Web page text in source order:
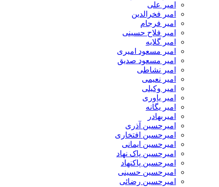
امیر علی
امیر فخرالدین
امیر فرجام
امیر فلاح حسینی
امیر گلایه
امیر مسعود امیری
امیر مسعود صدیق
امیر نشاطی
امیر نعیمی
امیر وکیلی
امیر یاوری
امیر یگانه
امیربهادر
امیرحسین آذری
امیرحسین افتخاری
امیرحسین ایمانی
امیرحسین پاک نهاد
امیرحسین پاکنهاد
امیرحسین حسینی
امیرحسین رضائی